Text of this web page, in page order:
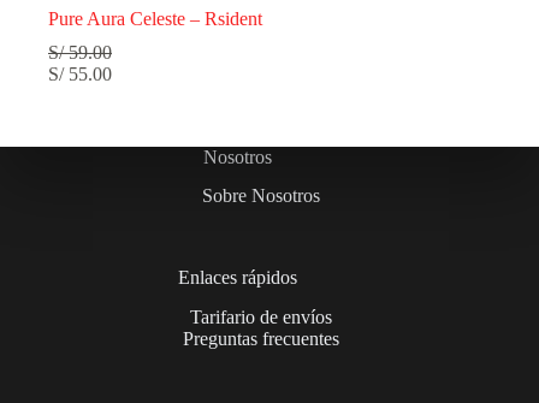
Pure Aura Celeste – Rsident
S/59.00
S/55.00
Nosotros
Sobre Nosotros
Enlaces rápidos
Tarifario de envíos
Preguntas frecuentes